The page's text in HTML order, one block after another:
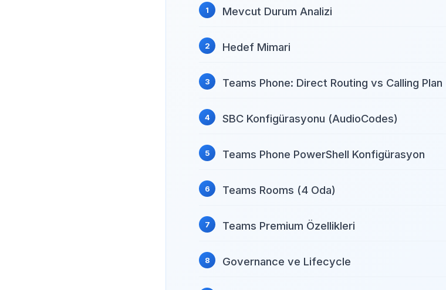
Mevcut Durum Analizi
Hedef Mimari
Teams Phone: Direct Routing vs Calling Plan
SBC Konfigürasyonu (AudioCodes)
Teams Phone PowerShell Konfigürasyon
Teams Rooms (4 Oda)
Teams Premium Özellikleri
Governance ve Lifecycle